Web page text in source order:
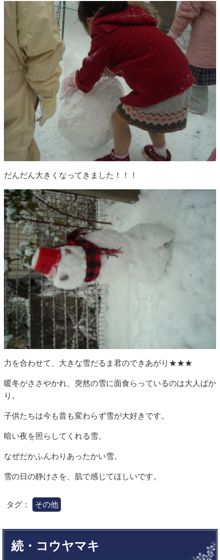
だんだん大きくなってきました！！！
力を合わせて、大きな雪だるま君のできあがり★★★
暖冬がささやかれ、突然の雪に面食らっているのは大人ばか
り。
子供たちは今も昔も変わらず雪が大好きです。
暗い夜を照らしてくれる雪。
なぜだかふんわりあったかい雪。
雪の日の静けさを、肌で感じてほしいです。
タグ： その他
続・コウヤマキ